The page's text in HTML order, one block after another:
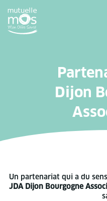
Dijon
Un partenariat qui a du
JDA Dijon Bourgogne